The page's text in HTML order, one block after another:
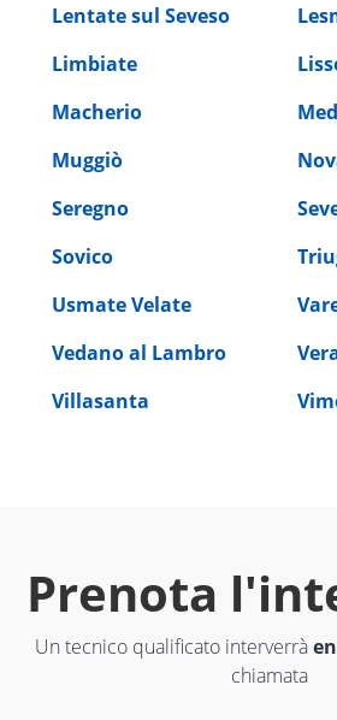
Lentate sul Seveso
Limbiate
Macherio
Muggiò
Seregno
Sovico
Usmate Velate
Vedano al Lambro
Villasanta
Prenota
Un tecnico qualificato interverrà
chiamata